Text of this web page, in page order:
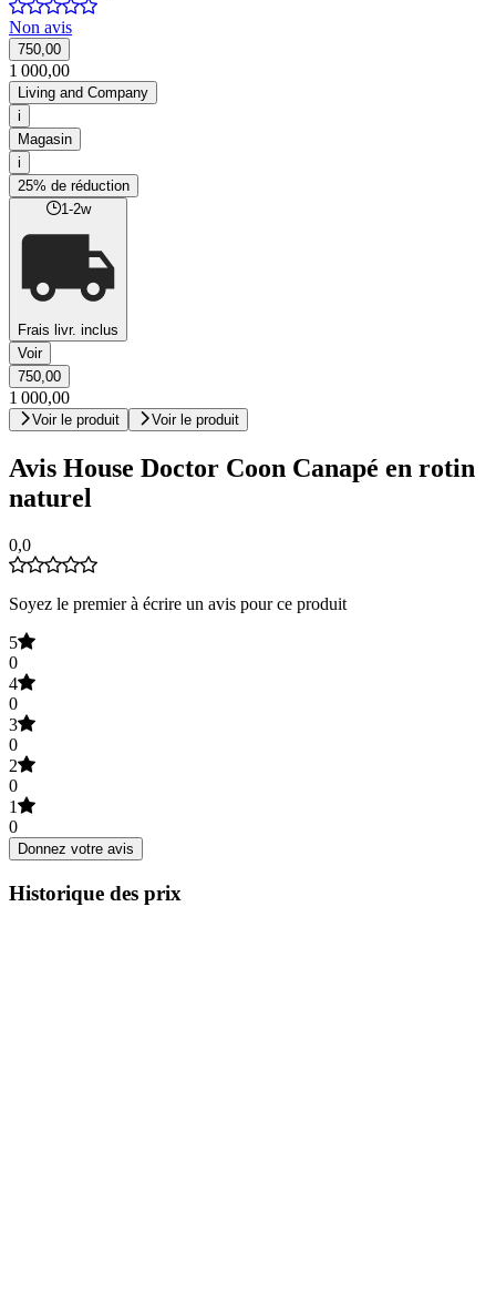
Non avis
750,00
1 000,00
Living and Company
i
Magasin
i
25% de réduction
1-2w
Frais livr. inclus
Voir
750,00
1 000,00
Voir le produit Voir le produit
Avis House Doctor Coon Canapé en rotin
naturel
0,0
Soyez le premier à écrire un avis pour ce produit
5
0
4
0
3
0
2
0
1
0
Donnez votre avis
Historique des prix